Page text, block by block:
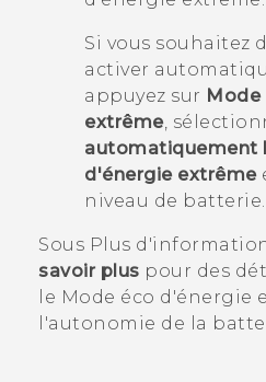
Si vous souhaitez
activer
appuyez sur Mode
extrême,
automatiquement
d'énergie extrême
niveau de batterie.
Sous Plus
savoir plus pour des
le Mode éco d'énergie
l'autonomie de la